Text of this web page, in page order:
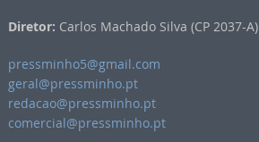
Diretor: Carlos Machado Silva (CP 2037-A)
pressminho5@gmail.com
geral@pressminho.pt
redacao@pressminho.pt
comercial@pressminho.pt